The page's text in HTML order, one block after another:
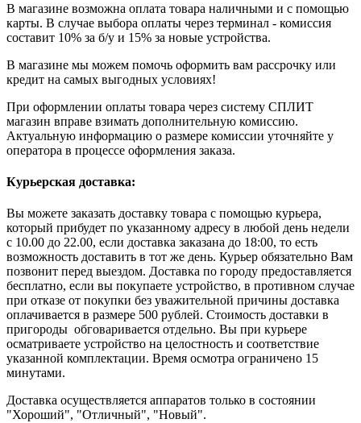
В магазине возможна оплата товара наличными и с помощью
карты. В случае выбора оплаты через терминал - комиссия
составит 10% за б/у и 15% за новые устройства.
В магазине мы можем помочь оформить вам рассрочку или
кредит на самых выгодных условиях!
При оформлении оплаты товара через систему СПЛИТ
магазин вправе взимать дополнительную комиссию.
Актуальную информацию о размере комиссии уточняйте у
оператора в процессе оформления заказа.
Курьерская доставка:
Вы можете заказать доставку товара с помощью курьера,
который прибудет по указанному адресу в любой день недели
с 10.00 до 22.00, если доставка заказана до 18:00, то есть
возможность доставить в тот же день. Курьер обязательно Вам
позвонит перед выездом. Доставка по городу предоставляется
бесплатно, если вы покупаете устройство, в противном случае
при отказе от покупки без уважительной причины доставка
оплачивается в размере 500 рублей. Стоимость доставки в
пригороды обговаривается отдельно. Вы при курьере
осматриваете устройство на целостность и соответствие
указанной комплектации. Время осмотра ограничено 15
минутами.
Доставка осуществляется аппаратов только в состоянии
"Хороший", "Отличный", "Новый".